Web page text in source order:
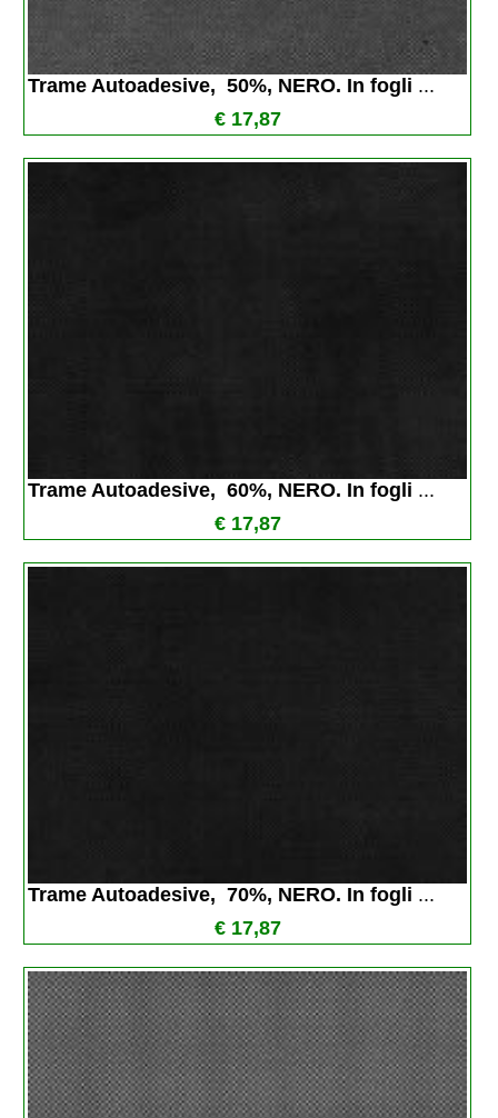
Trame Autoadesive,  50%, NERO. In fogli ...
€ 17,87
Trame Autoadesive,  60%, NERO. In fogli ...
€ 17,87
Trame Autoadesive,  70%, NERO. In fogli ...
€ 17,87